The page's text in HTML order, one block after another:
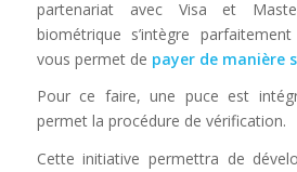
partenariat avec Visa et
biométrique s’intègre
vous permet de payer de manière
Pour ce faire, une puce est
permet la procédure de vérification.
Cette initiative permettra de